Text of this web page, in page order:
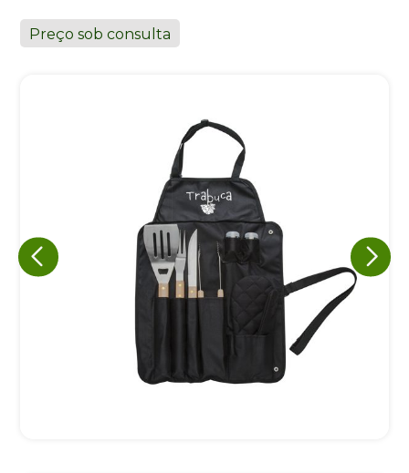
Preço sob consulta
Eu concordo em receber comunicações.
A nossa empresa está comprometida a proteger e respeitar
sua privacidade, utilizaremos seus dados apenas para fins
de marketing. Você pode alterar suas preferências a
qualquer momento.
Iniciar conversa